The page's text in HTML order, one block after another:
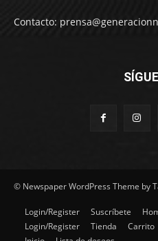
Contacto:
© Newspaper WordPress Theme by
Login/Register Suscríbete
Login/Register
Tienda Carrito